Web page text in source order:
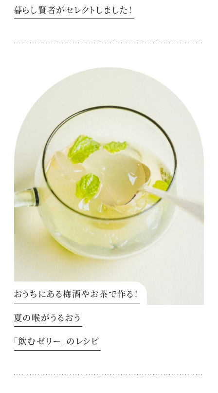
暮らし賢者がセレクトしました！
おうちにある梅酒やお茶で作る！
夏の喉がうるおう
「飲むゼリー」のレシピ